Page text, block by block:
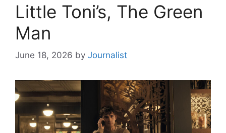
Little Toni’s, The Green
Man
June 18, 2026 by Journalist